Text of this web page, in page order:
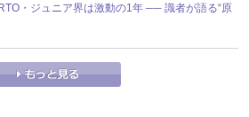
・ジュニア界は激動の1年 ── 識者が語る“原